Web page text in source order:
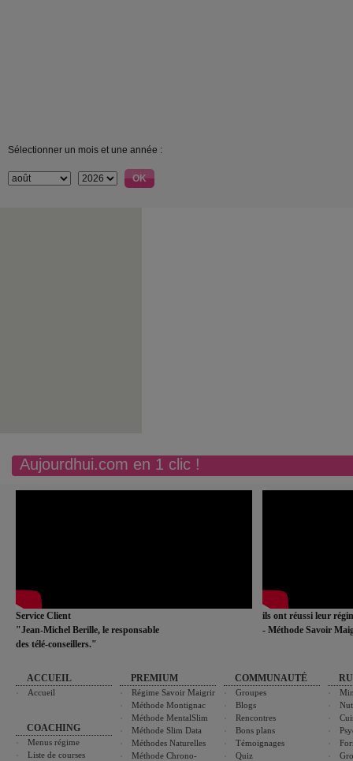
Sélectionner un mois et une année :
Aujourdhui.com en 1 clic !
Service Client
"Jean-Michel Berille, le responsable
des télé-conseillers."
ils ont réussi leur
- Méthode Savoir
ACCUEIL
Accueil
COACHING
Menus régime
Liste de courses
PREMIUM
Régime Savoir Maigrir
Méthode Montignac
Méthode MentalSlim
Méthode Slim Data
Méthodes Naturelles
Méthode Chrono-
COMMUNAUTÉ
Groupes
Blogs
Rencontres
Bons plans
Témoignages
Quiz